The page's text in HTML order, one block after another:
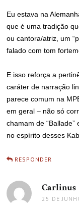
Eu estava na
que é uma tradição
ou cantora/atriz, um
falado com tom
E isso reforça a
caráter de narração
parece comum na
em geral – não só
chamam de
no espírito desses
RESPONDER
Carlinus
25 DE